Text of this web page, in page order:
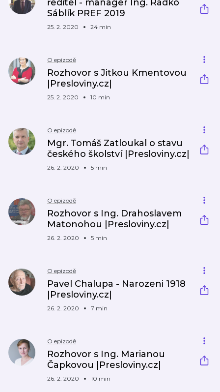
ředitel - manager Ing. Radko
Sáblík PREF 2019
25. 2. 2020 24 min
O epizodě
Rozhovor s Jitkou Kmentovou
|Presloviny.cz|
25. 2. 2020 10 min
O epizodě
Mgr. Tomáš Zatloukal o stavu
českého školství |Presloviny.cz|
26. 2. 2020 5 min
O epizodě
Rozhovor s Ing. Drahoslavem
Matonohou |Presloviny.cz|
26. 2. 2020 5 min
O epizodě
Pavel Chalupa - Narozeni 1918
|Presloviny.cz|
26. 2. 2020 7 min
O epizodě
Rozhovor s Ing. Marianou
Čapkovou |Presloviny.cz|
26. 2. 2020 10 min